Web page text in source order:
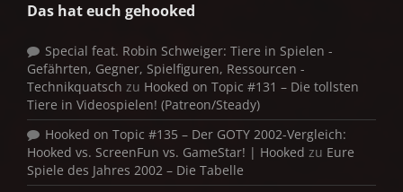
Das hat euch gehooked
Special feat. Robin Schweiger: Tiere in Spielen -
Gefährten, Gegner, Spielfiguren, Ressourcen -
Technikquatsch zu Hooked on Topic #131 – Die tollsten
Tiere in Videospielen! (Patreon/Steady)
Hooked on Topic #135 – Der GOTY 2002-Vergleich:
Hooked vs. ScreenFun vs. GameStar! | Hooked zu Eure
Spiele des Jahres 2002 – Die Tabelle